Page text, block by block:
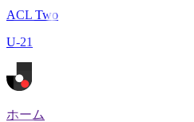
ACL Two
U-21
ホーム